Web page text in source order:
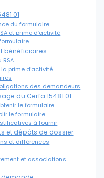
01
du formulaire
et prime d’activité
bénéficiaires
prime d’activité
des demandeurs
du Cerfa 15481 01
le formulaire
le formulaire
à fournir
et dépôts de dossier
et différences
et associations